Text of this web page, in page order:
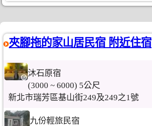
夾腳拖的家山居民宿 附近住宿
沐石原宿
(3000 ~ 6000) 5公尺
新北市瑞芳區基山街249及249之1號
九份輕旅民宿